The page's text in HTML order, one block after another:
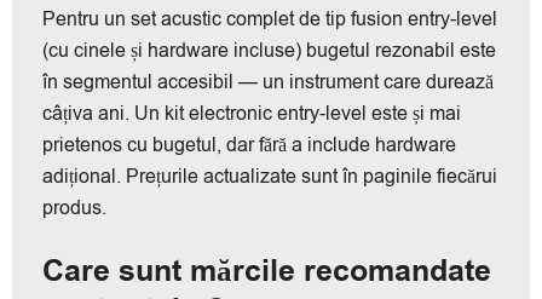
Pentru un set acustic complet de tip fusion entry-level
(cu cinele și hardware incluse) bugetul rezonabil este
în segmentul accesibil — un instrument care durează
câțiva ani. Un kit electronic entry-level este și mai
prietenos cu bugetul, dar fără a include hardware
adițional. Prețurile actualizate sunt în paginile fiecărui
produs.
Care sunt mărcile recomandate